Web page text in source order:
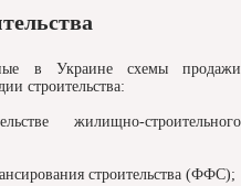
в Украине схемы продажи
строительства:
жилищно-строительного
строительства (ФФС);